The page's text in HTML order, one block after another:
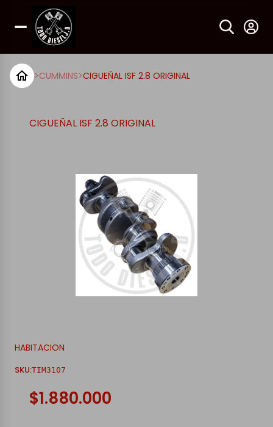
>CUMMINS>CIGUEÑAL ISF 2.8 ORIGINAL
CIGUEÑAL ISF 2.8 ORIGINAL
HABITACION
SKU:TIM3107
$1.880.000